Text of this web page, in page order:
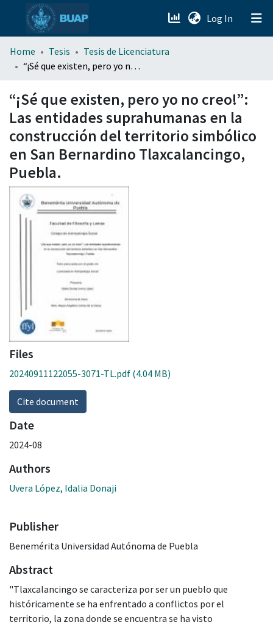
Log In (current)
menu.section.about_menu
Home Tesis
Tesis de Licenciatura
“¡Sé que existen, pero yo no creo!”: Las entidades suprahumanas en la construcción del territorio simbólico en San Bernardino Tlaxcalancingo, Puebla.
“¡Sé que existen, pero yo no creo!”:
Las entidades suprahumanas en la
construcción del territorio simbólico
en San Bernardino Tlaxcalancingo,
Puebla.
Files
20240911122055-3071-TL.pdf (4.04 MB)
Cite document
Date
2024-08
Authors
Uvera López, Idalia Donaji
Publisher
Benemérita Universidad Autónoma de Puebla
Abstract
"Tlaxcalancingo se caracteriza por ser un pueblo que
históricamente se ha enfrentado a conflictos por el
territorio, la zona donde se encuentra se ha visto